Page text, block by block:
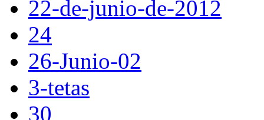
22-de-junio-de-2012
24
26-Junio-02
3-tetas
30